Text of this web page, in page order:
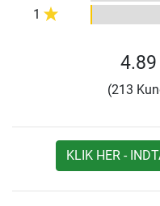
1
4.89
(213
KLIK HER -